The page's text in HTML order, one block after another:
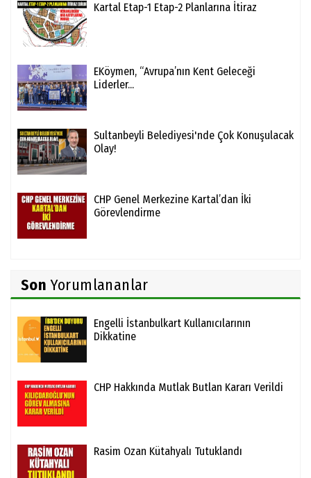
Kartal Etap-1 Etap-2 Planlarına İtiraz
EKöymen, “Avrupa’nın Kent Geleceği
Liderler...
Sultanbeyli Belediyesi'nde Çok Konuşulacak
Olay!
CHP Genel Merkezine Kartal’dan İki
Görevlendirme
Son Yorumlananlar
Engelli İstanbulkart Kullanıcılarının
Dikkatine
CHP Hakkında Mutlak Butlan Kararı Verildi
Rasim Ozan Kütahyalı Tutuklandı